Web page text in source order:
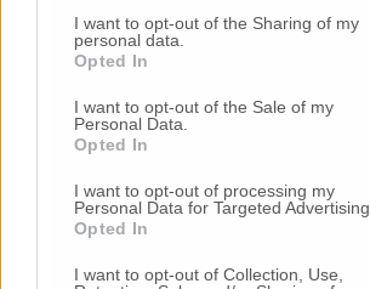
I want to opt-out of the Sharing of my
personal data.
Opted In
I want to opt-out of the Sale of my
Personal Data.
Opted In
I want to opt-out of processing my
Personal Data for Targeted Advertising.
Opted In
I want to opt-out of Collection, Use,
Commenti